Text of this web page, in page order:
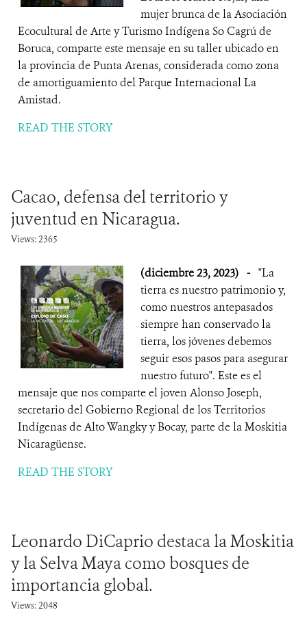
mujer brunca de la Asociación
Ecocultural de Arte y Turismo Indígena So Cagrú de
Boruca, comparte este mensaje en su taller ubicado en
la provincia de Punta Arenas, considerada como zona
de amortiguamiento del Parque Internacional La
Amistad.
READ THE STORY
Cacao, defensa del territorio y
juventud en Nicaragua.
Views: 2365
(diciembre 23, 2023) - "La
tierra es nuestro patrimonio y,
como nuestros antepasados
siempre han conservado la
tierra, los jóvenes debemos
seguir esos pasos para asegurar
nuestro futuro". Este es el
mensaje que nos comparte el joven Alonso Joseph,
secretario del Gobierno Regional de los Territorios
Indígenas de Alto Wangky y Bocay, parte de la Moskitia
Nicaragüense.
READ THE STORY
Leonardo DiCaprio destaca la Moskitia
y la Selva Maya como bosques de
importancia global.
Views: 2048